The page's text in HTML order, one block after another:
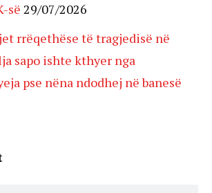
së 29/07/2026
rrëqethëse të tragjedisë në
sapo ishte kthyer nga
pse nëna ndodhej në banesë